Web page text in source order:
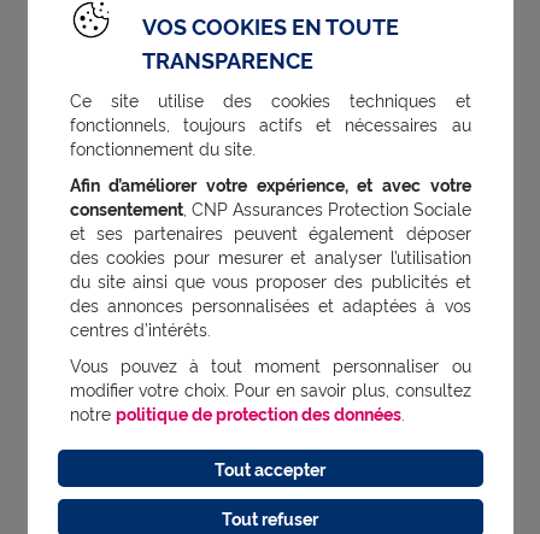
Prévoyance
Une assurance prévoyance pensée
pour vos clients :
Une couverture complète à la
carte jusqu’à 9 niveaux de
garanties
Des garanties différenciantes
comme les maladies graves et
redoutées
Des obligations légales
respectées
Des offres adaptées aux
conventions collectives
VOS COOKIES EN TOUTE
TRANSPARENCE
Ce site utilise des cookies techniques et
fonctionnels, toujours actifs et nécessaires au
fonctionnement du site.
Afin d’améliorer votre expérience, et avec votre
consentement, CNP Assurances Protection Sociale
et ses partenaires peuvent également déposer
des cookies pour mesurer et analyser l’utilisation
du site ainsi que vous proposer des publicités et
des annonces personnalisées et adaptées à vos
centres d’intérêts.
Vous pouvez à tout moment personnaliser ou
modifier votre choix. Pour en savoir plus, consultez
notre politique de protection des données.
Tout refuser
Tout accepter